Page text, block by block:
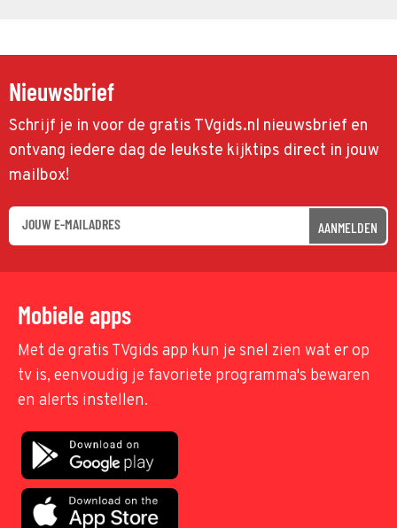
Nieuwsbrief
Schrijf je in voor de gratis TVgids.nl nieuwsbrief en
ontvang iedere dag de leukste kijktips direct in jouw
mailbox!
AANMELDEN
Mobiele apps
Met de gratis TVgids app kun je snel zien wat er op
tv is, eenvoudig je favoriete programma's bewaren
en alerts instellen.